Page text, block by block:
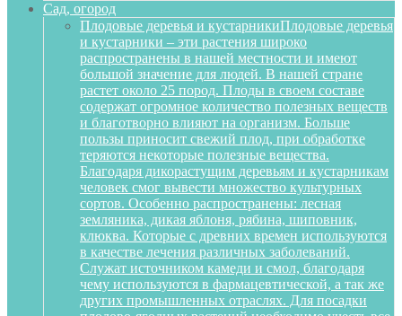
Сад, огород
Плодовые деревья и кустарникиПлодовые деревья
и кустарники – эти растения широко
распространены в нашей местности и имеют
большой значение для людей. В нашей стране
растет около 25 пород. Плоды в своем составе
содержат огромное количество полезных веществ
и благотворно влияют на организм. Больше
пользы приносит свежий плод, при обработке
теряются некоторые полезные вещества.
Благодаря дикорастущим деревьям и кустарникам
человек смог вывести множество культурных
сортов. Особенно распространены: лесная
земляника, дикая яблоня, рябина, шиповник,
клюква. Которые с древних времен используются
в качестве лечения различных заболеваний.
Служат источником камеди и смол, благодаря
чему используются в фармацевтической, а так же
других промышленных отраслях. Для посадки